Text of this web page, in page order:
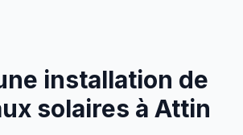
installation de
solaires à Attin